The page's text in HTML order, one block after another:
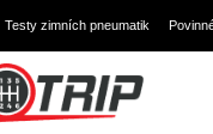
Testy zimních pneumatik